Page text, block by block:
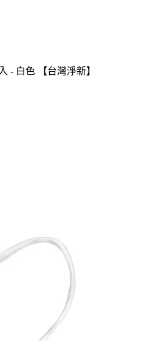
- 白色 【台灣淨新】